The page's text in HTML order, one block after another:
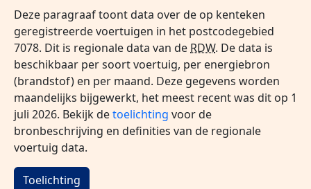
Deze paragraaf toont data over de op kenteken
geregistreerde voertuigen in het postcodegebied
7078. Dit is regionale data van deRDW. De data is
beschikbaar per soort voertuig, per energiebron
(brandstof) en per maand. Deze gegevens worden
maandelijks bijgewerkt, het meest recent was dit op 1
juli 2026. Bekijk detoelichting voor de
bronbeschrijving en definities van de regionale
voertuig data.
Toelichting